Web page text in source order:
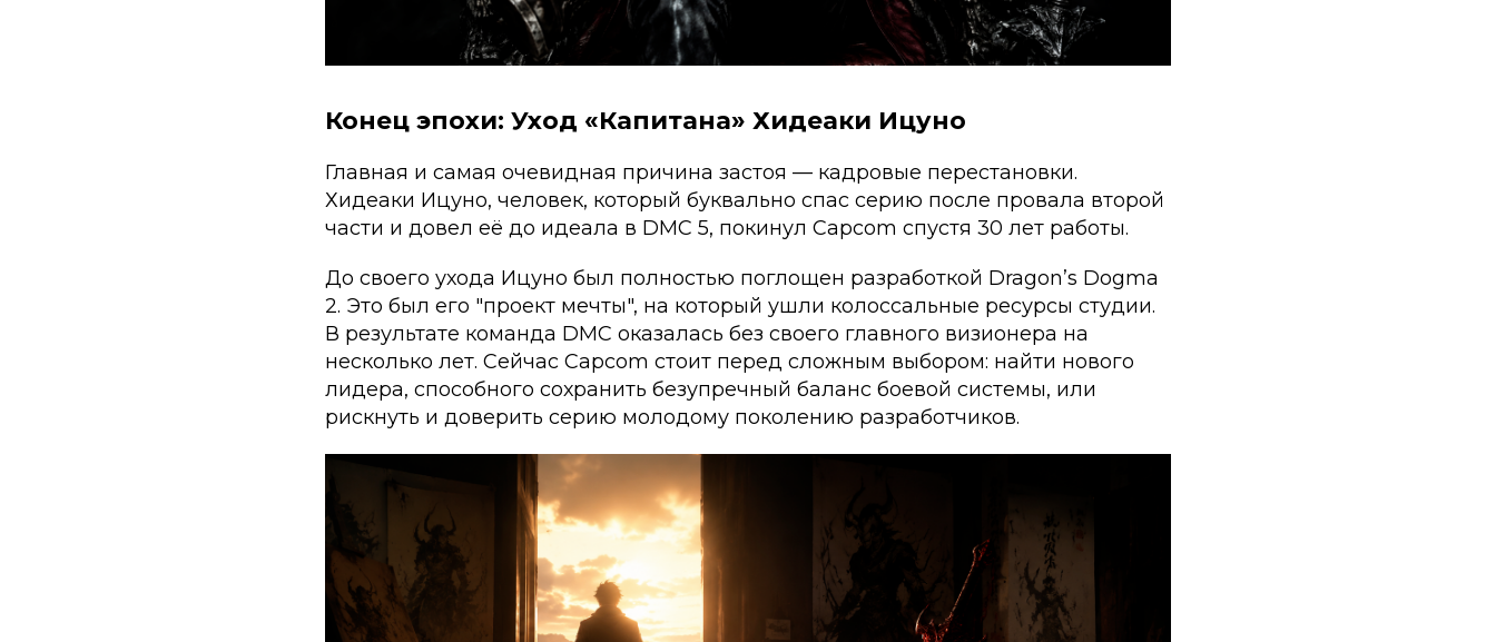
Конец эпохи: Уход «Капитана» Хидеаки Ицуно
Главная и самая очевидная причина застоя — кадровые перестановки.
Хидеаки Ицуно, человек, который буквально спас серию после провала второй
части и довел её до идеала в DMC 5, покинул Capcom спустя 30 лет работы.
До своего ухода Ицуно был полностью поглощен разработкой Dragon’s Dogma
2. Это был его "проект мечты", на который ушли колоссальные ресурсы студии.
В результате команда DMC оказалась без своего главного визионера на
несколько лет. Сейчас Capcom стоит перед сложным выбором: найти нового
лидера, способного сохранить безупречный баланс боевой системы, или
рискнуть и доверить серию молодому поколению разработчиков.